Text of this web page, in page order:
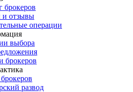
брокеров
и отзывы
операции
выбора
брокеров
развод